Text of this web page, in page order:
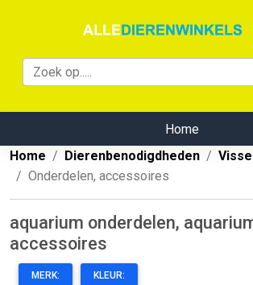
Home
Home
Dierenbenodigdheden
Onderdelen, accessoires
aquarium onderdelen,
accessoires
MERK: KLEUR: